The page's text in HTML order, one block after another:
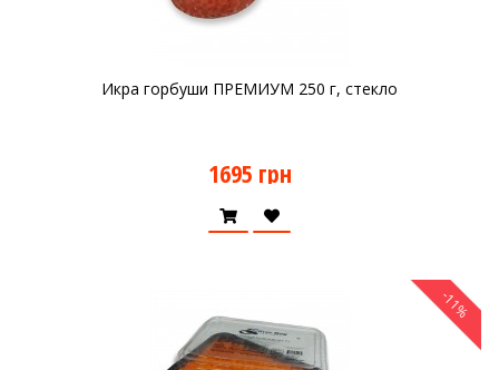
Икра горбуши ПРЕМИУМ 250 г, стекло
1695 грн
-11%